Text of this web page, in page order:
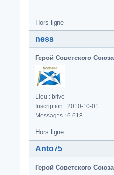
Hors ligne
ness
Герой Советского Союза
Lieu : brive
Inscription : 2010-10-01
Messages : 6 618
Hors ligne
Anto75
Герой Советского Союза